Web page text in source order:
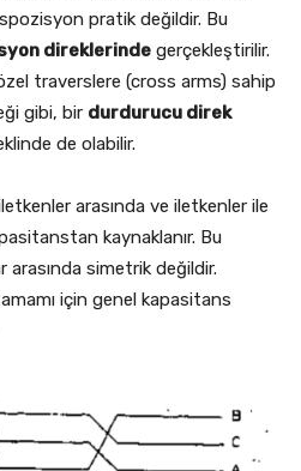
pratik değildir. Bu
direklerinde gerçekleştirilir.
traverslere (cross arms) sahip
gibi, bir durdurucu direk
de olabilir.
arasında ve iletkenler ile
kaynaklanır. Bu
simetrik değildir.
için genel kapasitans